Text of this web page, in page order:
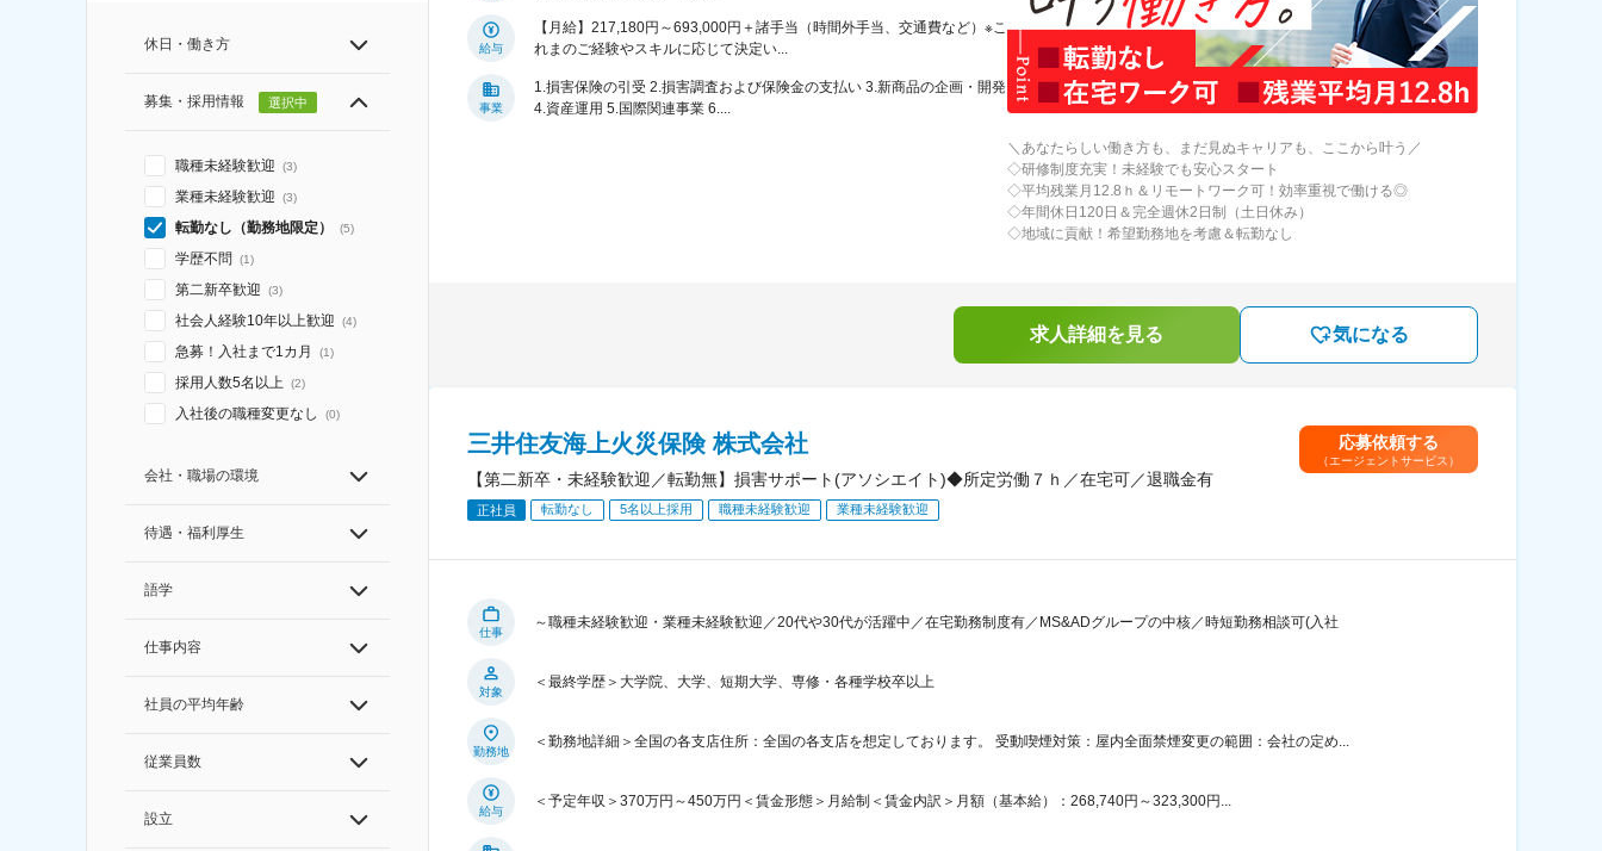
休日・働き方
募集・採用情報 選択中
職種未経験歓迎 (3)
業種未経験歓迎 (3)
転勤なし（勤務地限定） (5)
学歴不問 (1)
第二新卒歓迎 (3)
社会人経験10年以上歓迎 (4)
急募！入社まで1カ月 (1)
採用人数5名以上 (2)
入社後の職種変更なし (0)
会社・職場の環境
待遇・福利厚生
語学
仕事内容
社員の平均年齢
従業員数
設立
給与
【月給】217,180円～693,000円＋諸手当（時間外手当、交通費など）※こ
れまのご経験やスキルに応じて決定い...
事業
1.損害保険の引受 2.損害調査および保険金の支払い 3.新商品の企画・開発
4.資産運用 5.国際関連事業 6....
＼あなたらしい働き方も、まだ見ぬキャリアも、ここから叶う／
◇研修制度充実！未経験でも安心スタート
◇平均残業月12.8ｈ＆リモートワーク可！効率重視で働ける◎
◇年間休日120日＆完全週休2日制（土日休み）
◇地域に貢献！希望勤務地を考慮＆転勤なし
求人詳細を見る 気になる
三井住友海上火災保険 株式会社
【第二新卒・未経験歓迎／転勤無】損害サポート(アソシエイト)◆所定労働７ｈ／在宅可／退職金有
正社員 転勤なし 5名以上採用 職種未経験歓迎 業種未経験歓迎
応募依頼する
（エージェントサービス）
仕事
～職種未経験歓迎・業種未経験歓迎／20代や30代が活躍中／在宅勤務制度有／MS&ADグループの中核／時短勤務相談可(入社
対象
＜最終学歴＞大学院、大学、短期大学、専修・各種学校卒以上
勤務地
＜勤務地詳細＞全国の各支店住所：全国の各支店を想定しております。 受動喫煙対策：屋内全面禁煙変更の範囲：会社の定め...
給与
＜予定年収＞370万円～450万円＜賃金形態＞月給制＜賃金内訳＞月額（基本給）：268,740円～323,300円...